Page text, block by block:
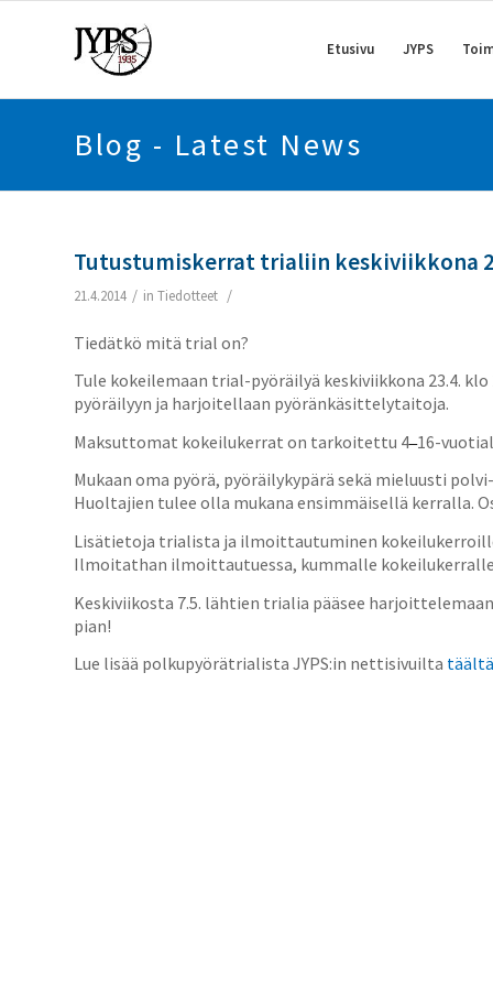
Etusivu JYPS
Blog - Latest News
Tutustumiskerrat trialiin keskiviikkona
21.4.2014 / in Tiedotteet /
Tiedätkö mitä trial on?
Tule kokeilemaan trial-pyöräilyä keskiviikkona 23.4. klo
pyöräilyyn ja harjoitellaan pyöränkäsittelytaitoja.
Maksuttomat kokeilukerrat on tarkoitettu 4–16-
Mukaan oma pyörä, pyöräilykypärä sekä mieluusti
Huoltajien tulee olla mukana ensimmäisellä kerralla.
Lisätietoja trialista ja ilmoittautuminen
Ilmoitathan ilmoittautuessa, kummalle
Keskiviikosta 7.5. lähtien trialia pääsee
pian!
Lue lisää polkupyörätrialista JYPS:in nettisivuilta täältä